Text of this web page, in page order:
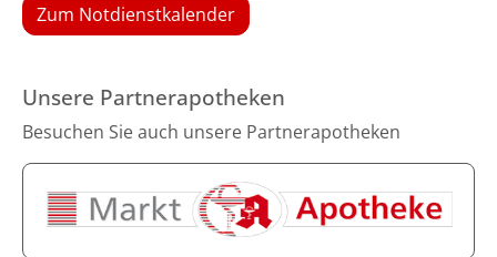
Zum Notdienstkalender
Unsere Partnerapotheken
Besuchen Sie auch unsere Partnerapotheken